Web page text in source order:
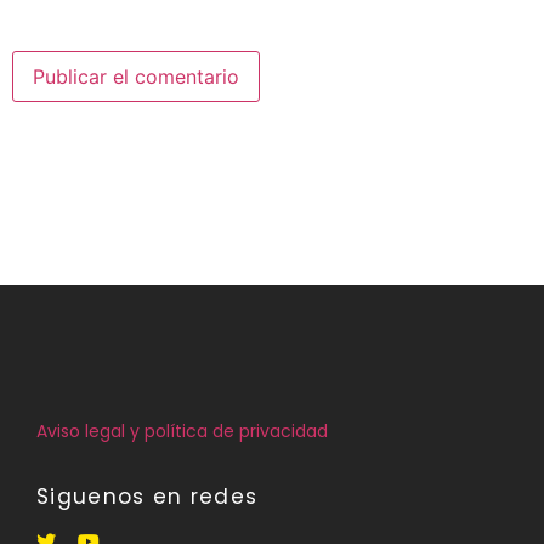
Aviso legal y política de privacidad
Siguenos en redes